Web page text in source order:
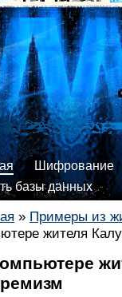
Шифрование
базы данных
» Примеры из
жителя